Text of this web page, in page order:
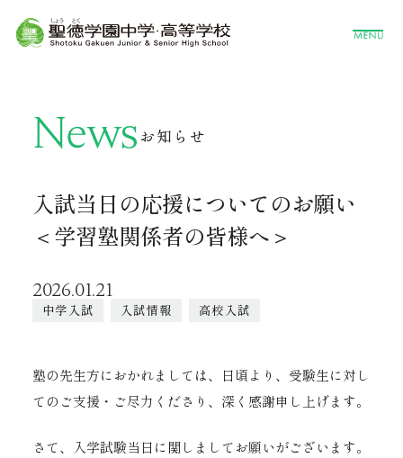
News お知らせ
入試当日の応援についてのお願い
＜学習塾関係者の皆様へ＞
2026.01.21
中学入試 入試情報 高校入試
塾の先生方におかれましては、日頃より、受験生に対し
てのご支援・ご尽力くださり、深く感謝申し上げます。
さて、入学試験当日に関しましてお願いがございます。